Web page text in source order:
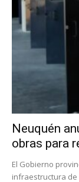
Neuquén
obras para
El Gobierno
infraestructura de